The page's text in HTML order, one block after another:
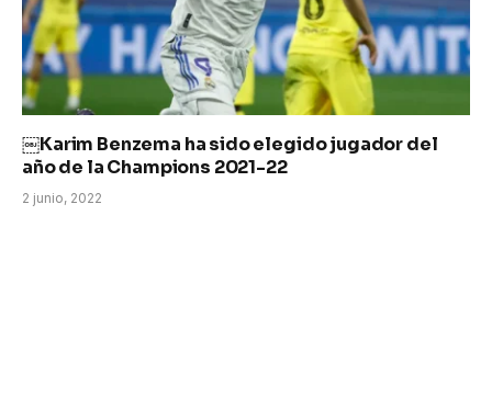
￼Karim Benzema ha sido elegido jugador del
año de la Champions 2021-22
2 junio, 2022